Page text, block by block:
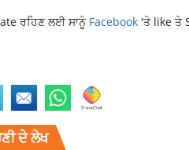
ਰਹਿਣ ਲਈ ਸਾਨੂੰ Facebook 'ਤੇ like ਤੇ
ਦੇ ਲੇਖ